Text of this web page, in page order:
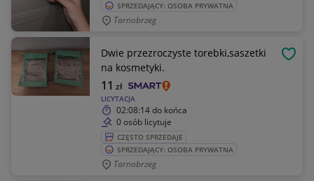
SPRZEDAJĄCY: OSOBA PRYWATNA
Tarnobrzeg
Dwie przezroczyste torebki,saszetki
na kosmetyki.
LICYTACJA
11 zł
02:08:14do końca
0 osób licytuje
CZĘSTO SPRZEDAJE
SPRZEDAJĄCY: OSOBA PRYWATNA
Tarnobrzeg